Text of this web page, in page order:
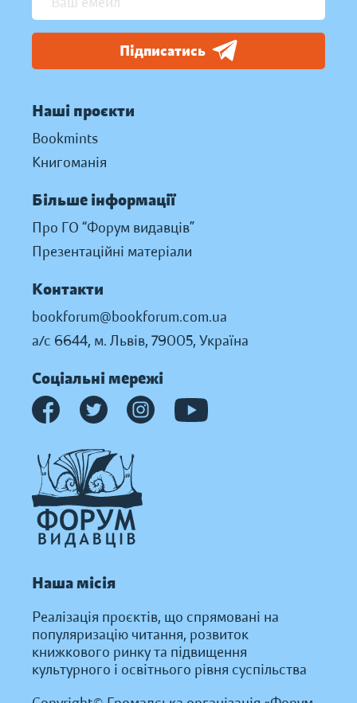
Підписатись
Наші проєкти
Bookmints
Книгоманія
Більше інформації
Про ГО “Форум видавців”
Презентаційні матеріали
Контакти
bookforum@bookforum.com.ua
а/с 6644, м. Львів, 79005, Україна
Соціальні мережі
Наша місія
Реалізація проєктів, що спрямовані на
популяризацію читання, розвиток
книжкового ринку та підвищення
культурного і освітнього рівня суспільства